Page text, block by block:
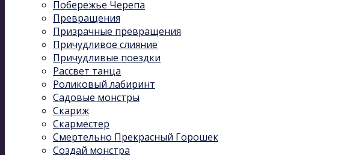
Побережье Черепа
Превращения
Призрачные превращения
Причудливое слияние
Причудливые поездки
Рассвет танца
Роликовый лабиринт
Садовые монстры
Скариж
Скарместер
Смертельно Прекрасный Горошек
Создай монстра